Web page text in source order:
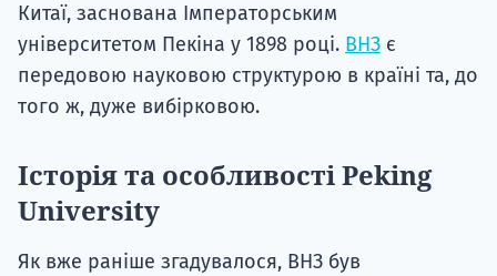
Китаї, заснована Імператорським
університетом Пекіна у 1898 році. ВНЗ є
передовою науковою структурою в країні та, до
того ж, дуже вибірковою.
Історія та особливості Peking
University
Як вже раніше згадувалося, ВНЗ був